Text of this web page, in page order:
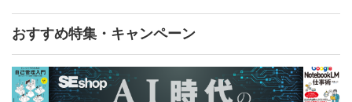
おすすめ特集・キャンペーン